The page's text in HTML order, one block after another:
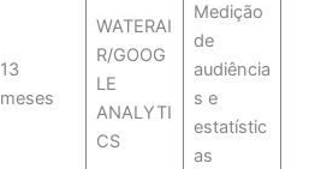
13
meses
WATERAI
R/GOOG
LE
ANALYTI
CS
Medição
de
audiência
s e
estatístic
as